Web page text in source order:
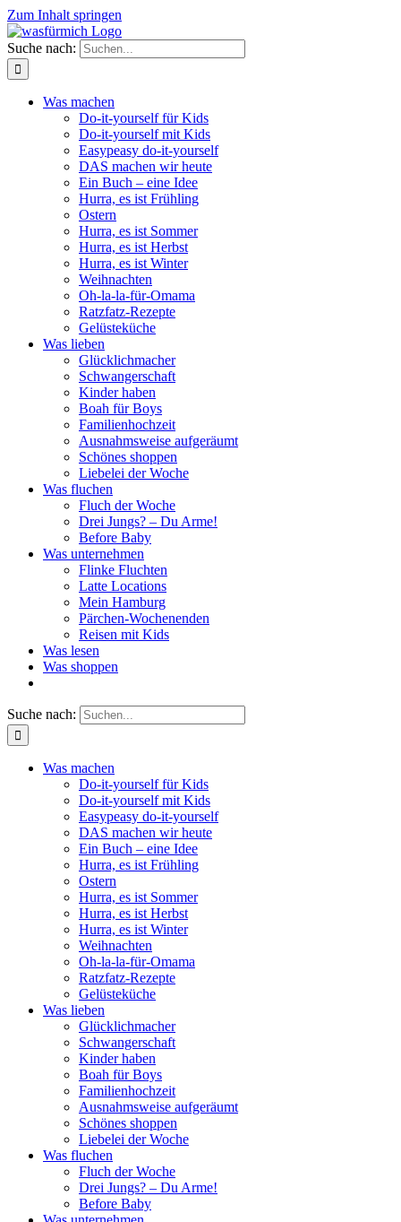
Zum Inhalt springen
Suche nach:
Was machen
Do-it-yourself für Kids
Do-it-yourself mit Kids
Easypeasy do-it-yourself
DAS machen wir heute
Ein Buch – eine Idee
Hurra, es ist Frühling
Ostern
Hurra, es ist Sommer
Hurra, es ist Herbst
Hurra, es ist Winter
Weihnachten
Oh-la-la-für-Omama
Ratzfatz-Rezepte
Gelüsteküche
Was lieben
Glücklichmacher
Schwangerschaft
Kinder haben
Boah für Boys
Familienhochzeit
Ausnahmsweise aufgeräumt
Schönes shoppen
Liebelei der Woche
Was fluchen
Fluch der Woche
Drei Jungs? – Du Arme!
Before Baby
Was unternehmen
Flinke Fluchten
Latte Locations
Mein Hamburg
Pärchen-Wochenenden
Reisen mit Kids
Was lesen
Was shoppen
Suche nach:
Was machen
Do-it-yourself für Kids
Do-it-yourself mit Kids
Easypeasy do-it-yourself
DAS machen wir heute
Ein Buch – eine Idee
Hurra, es ist Frühling
Ostern
Hurra, es ist Sommer
Hurra, es ist Herbst
Hurra, es ist Winter
Weihnachten
Oh-la-la-für-Omama
Ratzfatz-Rezepte
Gelüsteküche
Was lieben
Glücklichmacher
Schwangerschaft
Kinder haben
Boah für Boys
Familienhochzeit
Ausnahmsweise aufgeräumt
Schönes shoppen
Liebelei der Woche
Was fluchen
Fluch der Woche
Drei Jungs? – Du Arme!
Before Baby